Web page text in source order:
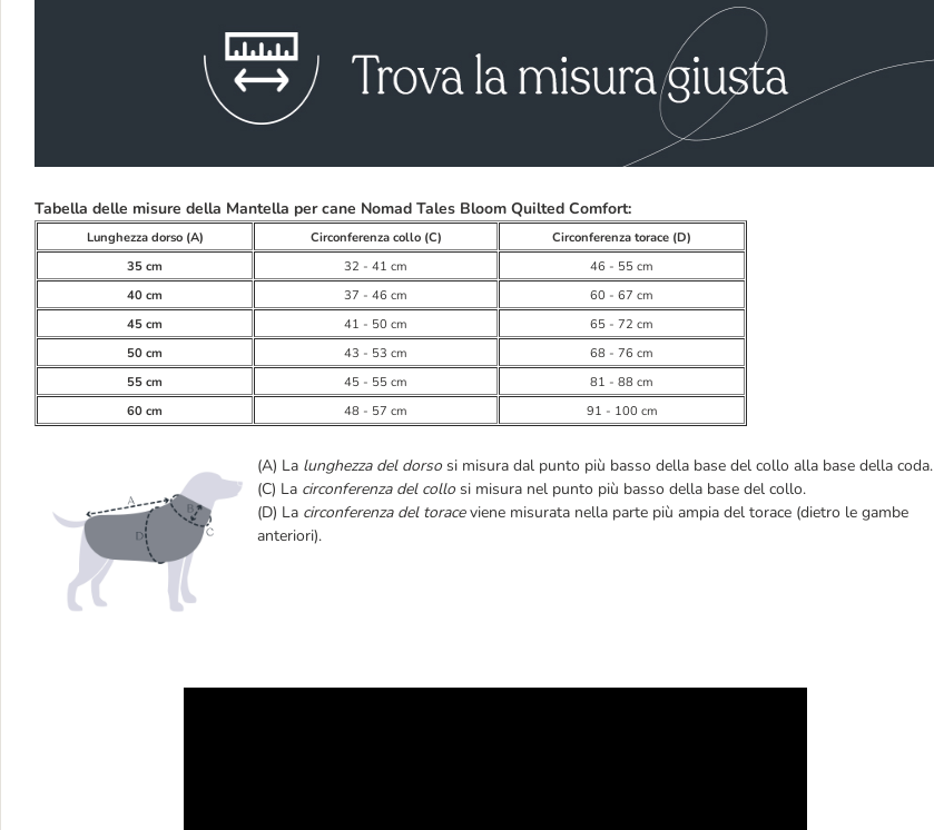
Tabella delle misure della Mantella per cane Nomad Tales Bloom Quilted Comfort:
Lunghezza dorso (A) Circonferenza collo (C)
Circonferenza torace (D)
35 cm
32 - 41 cm
46 - 55 cm
40 cm
37 - 46 cm
60 - 67 cm
45 cm
41 - 50 cm
65 - 72 cm
50 cm
43 - 53 cm
68 - 76 cm
55 cm
45 - 55 cm
81 - 88 cm
60 cm
48 - 57 cm 91 - 100 cm
(A) La lunghezza del dorsosi misura dal punto più basso della base del collo alla base della coda.
(C) La circonferenza del collosi misura nel punto più basso della base del collo.
(D) La circonferenza del toraceviene misurata nella parte più ampia del torace (dietro le gambe
anteriori).